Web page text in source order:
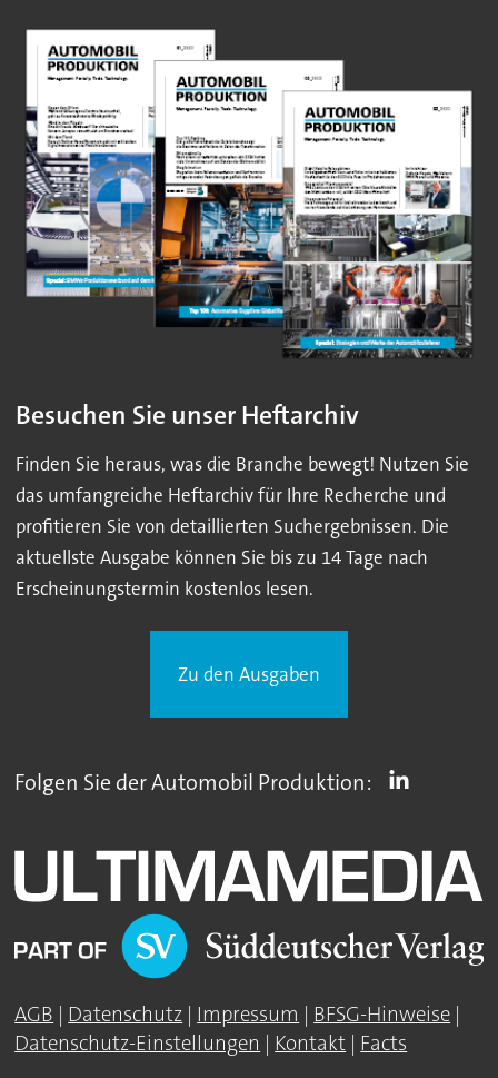
Besuchen Sie unser Heftarchiv
Finden Sie heraus, was die Branche bewegt! Nutzen Sie
das umfangreiche Heftarchiv für Ihre Recherche und
profitieren Sie von detaillierten Suchergebnissen. Die
aktuellste Ausgabe können Sie bis zu 14 Tage nach
Erscheinungstermin kostenlos lesen.
Zu den Ausgaben
Folgen Sie der Automobil Produktion:
AGB | Datenschutz | Impressum | BFSG-Hinweise |
Datenschutz-Einstellungen | Kontakt | Facts